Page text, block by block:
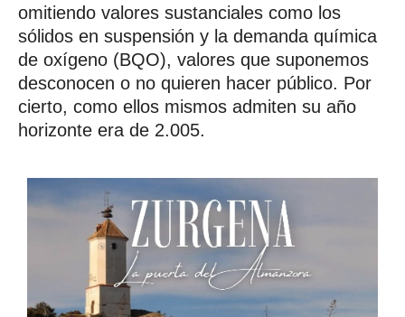
omitiendo valores sustanciales como los
sólidos en suspensión y la demanda química
de oxígeno (BQO), valores que suponemos
desconocen o no quieren hacer público. Por
cierto, como ellos mismos admiten su año
horizonte era de 2.005.